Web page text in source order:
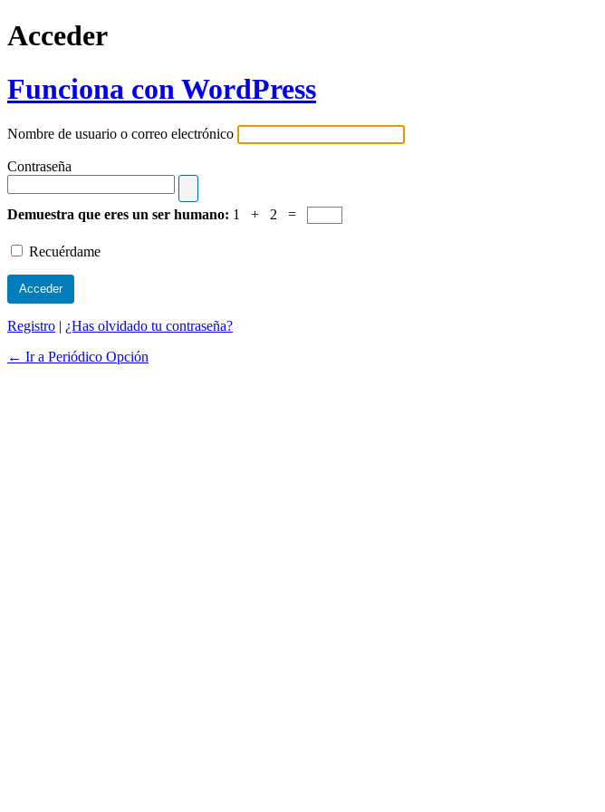
Acceder
Funciona con WordPress
Nombre de usuario o correo electrónico
Contraseña
Demuestra que eres un ser humano: 1 + 2 =
Recuérdame
Registro | ¿Has olvidado tu contraseña?
← Ir a Periódico Opción